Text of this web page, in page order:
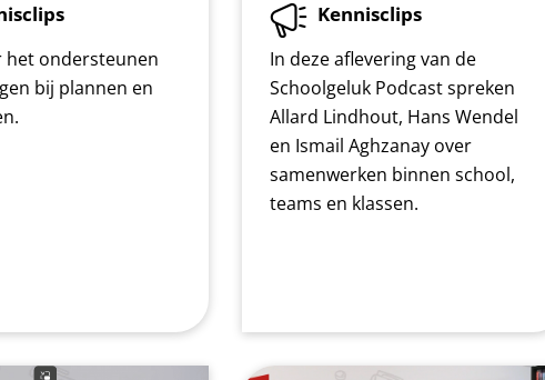
het ondersteunen
bij plannen en
Kennisclips
In deze aflevering van de
Schoolgeluk Podcast spreken
Allard Lindhout, Hans Wendel
en Ismail Aghzanay over
samenwerken binnen school,
teams en klassen.